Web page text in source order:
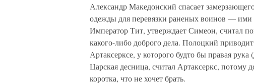
Александр Македонский спасает
одежды для перевязки раненых воинов — ими
Император Тит, утверждает Симеон, считал
какого-либо доброго дела. Полоцкий
Артаксерксе, у которого будто бы правая
Царская десница, считал Артаксеркс, потому
коротка, что не хочет брать.